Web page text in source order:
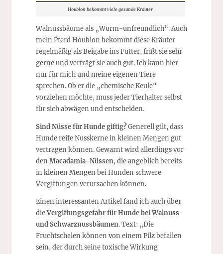
Houblon bekommt viele gesunde Kräuter
Walnussbäume als „Wurm-unfreundlich“. Auch
mein Pferd Houblon bekommt diese Kräuter
regelmäßig als Beigabe ins Futter, frißt sie sehr
gerne und verträgt sie auch gut. Ich kann hier
nur für mich und meine eigenen Tiere
sprechen. Ob er die „chemische Keule“
vorziehen möchte, muss jeder Tierhalter selbst
für sich abwägen und entscheiden.
Sind Nüsse für Hunde giftig?Generell gilt, dass
Hunde reife Nusskerne in kleinen Mengen gut
vertragen können. Gewarnt wird allerdings vor
den Macadamia-Nüssen, die angeblich bereits
in kleinen Mengen bei Hunden schwere
Vergiftungen verursachen können.
Einen interessanten Artikel fand ich auch über
dieVergiftungsgefahr für Hunde bei Walnuss-
und Schwarznussbäumen. Text: „Die
Fruchtschalen können von einem Pilz befallen
sein, der durch seine toxische Wirkung